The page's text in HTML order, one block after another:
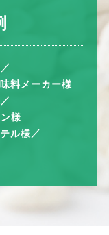
料メーカー様
様
ル様